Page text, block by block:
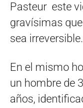
Pasteur este
gravísimas
sea irreversible.
En el mismo
un hombre de
años,